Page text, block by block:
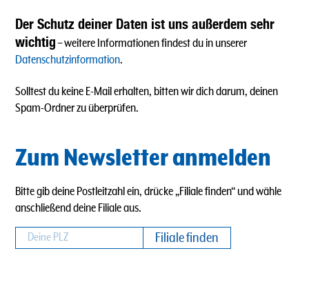
Der Schutz deiner Daten ist uns außerdem sehr
wichtig – weitere Informationen findest du in unserer
Datenschutzinformation.
Solltest du keine E-Mail erhalten, bitten wir dich darum, deinen
Spam-Ordner zu überprüfen.
Zum Newsletter anmelden
Bitte gib deine Postleitzahl ein, drücke „Filiale finden“ und wähle
anschließend deine Filiale aus.